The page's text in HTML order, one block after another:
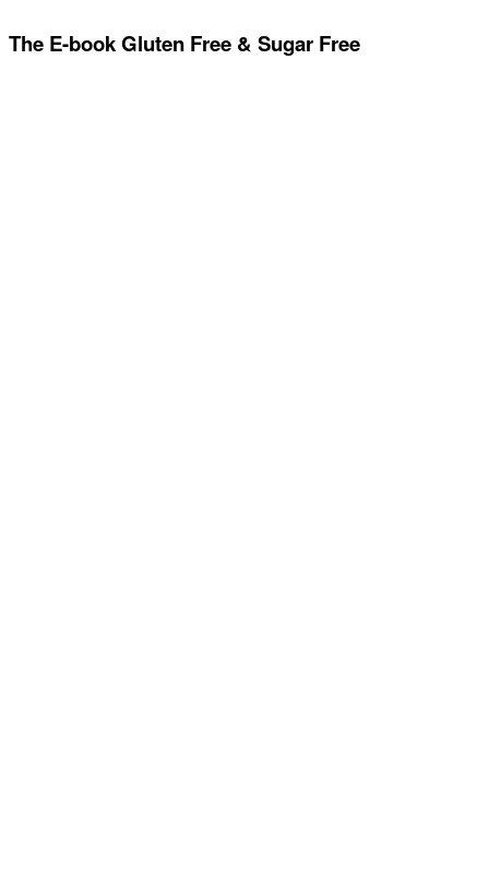
The E-book Gluten Free & Sugar Free